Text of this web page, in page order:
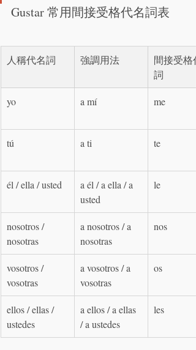
Gustar 常用間接受格代名詞表
人稱代名詞 強調用法
間接受格
詞
yo a mí me
tú a ti te
él / ella / usted
a él / a ella / a
usted
le
nosotros /
nosotras
a nosotros / a
nosotras
nos
vosotros /
vosotras
a vosotros / a
vosotras
os
ellos / ellas /
ustedes
a ellos / a ellas
/ a ustedes
les